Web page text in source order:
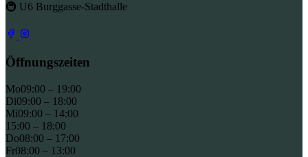
🚇 U6 Burggasse-Stadthalle
Öffnungszeiten
Mo09:00 – 19:00
Di09:00 – 18:00
Mi09:00 – 14:00
15:00 – 18:00
Do08:00 – 17:00
Fr08:00 – 13:00